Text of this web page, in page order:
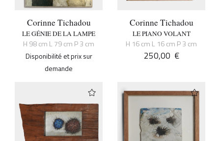
Corinne Tichadou
LE GÉNIE DE LA LAMPE
H 98 cm L 79 cm P 3 cm
Disponibilité et prix sur
demande
Corinne Tichadou
LE PIANO VOLANT
H 16 cm L 16 cm P 3 cm
250,00 €